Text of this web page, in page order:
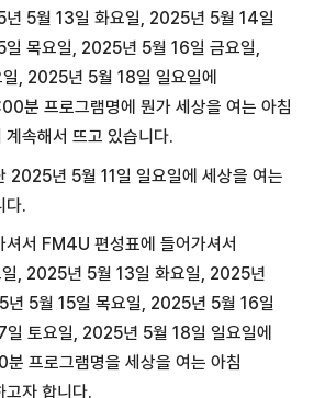
5월 13일 화요일, 2025년 5월 14일
목요일, 2025년 5월 16일 금요일,
, 2025년 5월 18일 일요일에
분 프로그램명에 뭔가 세상을 여는 아침
속해서 뜨고 있습니다.
2025년 5월 11일 일요일에 세상을 여는
다.
셔서 FM4U 편성표에 들어가셔서
, 2025년 5월 13일 화요일, 2025년
5월 15일 목요일, 2025년 5월 16일
토요일, 2025년 5월 18일 일요일에
분 프로그램명을 세상을 여는 아침
고자 합니다.